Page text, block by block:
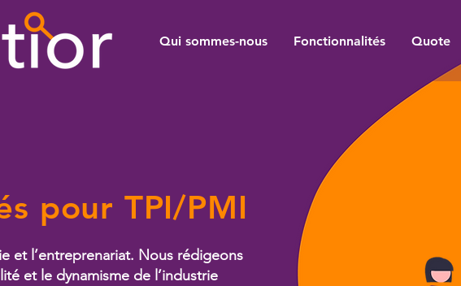
Qui sommes-nous Fonctionnalités Quote
pour TPI/PMI
et l’entreprenariat. Nous rédigeons
et le dynamisme de l’industrie